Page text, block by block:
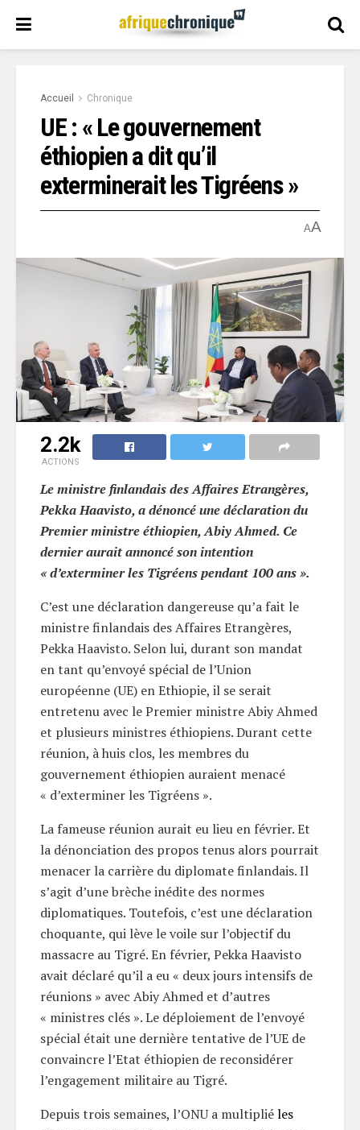
Accueil Chronique
UE : « Le gouvernement
éthiopien a dit qu’il
exterminerait les Tigréens »
AA
2.2k
ACTIONS
Le ministre finlandais des Affaires Etrangères,
Pekka Haavisto, a dénoncé une déclaration du
Premier ministre éthiopien, Abiy Ahmed. Ce
dernier aurait annoncé son intention
« d’exterminer les Tigréens pendant 100 ans ».
C’est une déclaration dangereuse qu’a fait le
ministre finlandais des Affaires Etrangères,
Pekka Haavisto. Selon lui, durant son mandat
en tant qu’envoyé spécial de l’Union
européenne (UE) en Ethiopie, il se serait
entretenu avec le Premier ministre Abiy Ahmed
et plusieurs ministres éthiopiens. Durant cette
réunion, à huis clos, les membres du
gouvernement éthiopien auraient menacé
« d’exterminer les Tigréens ».
La fameuse réunion aurait eu lieu en février. Et
la dénonciation des propos tenus alors pourrait
menacer la carrière du diplomate finlandais. Il
s’agit d’une brèche inédite des normes
diplomatiques. Toutefois, c’est une déclaration
choquante, qui lève le voile sur l’objectif du
massacre au Tigré. En février, Pekka Haavisto
avait déclaré qu’il a eu « deux jours intensifs de
réunions » avec Abiy Ahmed et d’autres
« ministres clés ». Le déploiement de l’envoyé
spécial était une dernière tentative de l’UE de
convaincre l’Etat éthiopien de reconsidérer
l’engagement militaire au Tigré.
Depuis trois semaines, l’ONU a multipliéles